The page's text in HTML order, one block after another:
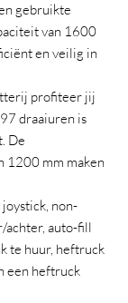
gebruikte
van 1600
en veilig in
profiteer jij
draaiuren is
De
1200 mm maken
non-
achter, auto-fill
te huur, heftruck
een heftruck